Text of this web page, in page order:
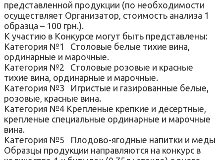
представленной продукции (по необходимости
осуществляет Организатор, стоимость анализа 1
образца – 100 грн.).
К участию в Конкурсе могут быть представлены:
Категория №1
Столовые белые тихие вина,
ординарные и марочные.
Категория №2 Столовые розовые и красные
тихие вина, ординарные и марочные.
Категория №3 Игристые и газированные белые,
розовые, красные вина.
Категория №4 Крепленые крепкие и десертные,
крепленые специальные ординарные и марочные
вина.
Категория №5 Плодово-ягодные напитки и меды
Образцы продукции направляются на конкурс в